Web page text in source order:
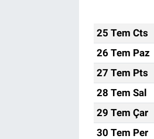
25 Tem Cts
26 Tem Paz
27 Tem Pts
28 Tem Sal
29 Tem Çar
30 Tem Per